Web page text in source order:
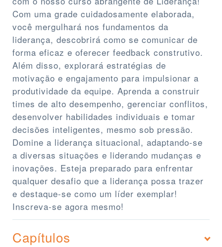
Com uma grade cuidadosamente elaborada,
você mergulhará nos fundamentos da
liderança, descobrirá como se comunicar de
forma eficaz e oferecer feedback construtivo.
Além disso, explorará estratégias de
motivação e engajamento para impulsionar a
produtividade da equipe. Aprenda a construir
times de alto desempenho, gerenciar conflitos,
desenvolver habilidades individuais e tomar
decisões inteligentes, mesmo sob pressão.
Domine a liderança situacional, adaptando-se
a diversas situações e liderando mudanças e
inovações. Esteja preparado para enfrentar
qualquer desafio que a liderança possa trazer
e destaque-se como um líder exemplar!
Inscreva-se agora mesmo!
Capítulos